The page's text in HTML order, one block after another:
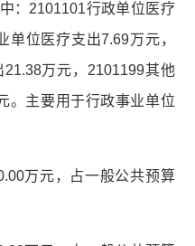
：2101101行政单位医疗
单位医疗支出7.69万元，
万元，2101199其他
。主要用于行政事业单位
万元，占一般公共预算